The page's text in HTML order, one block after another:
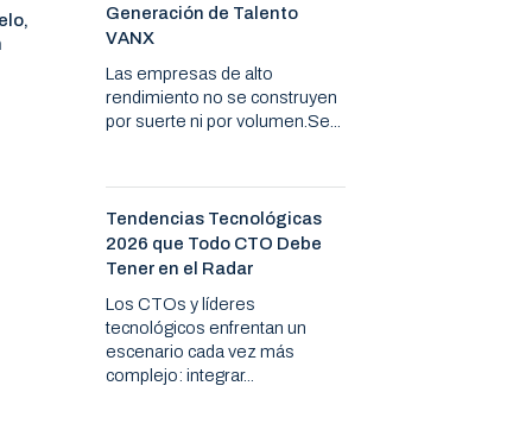
Generación de Talento
VANX
Las empresas de alto
rendimiento no se construyen
por suerte ni por volumen.Se...
Tendencias Tecnológicas
2026 que Todo CTO Debe
Tener en el Radar
Los CTOs y líderes
tecnológicos enfrentan un
escenario cada vez más
complejo: integrar...